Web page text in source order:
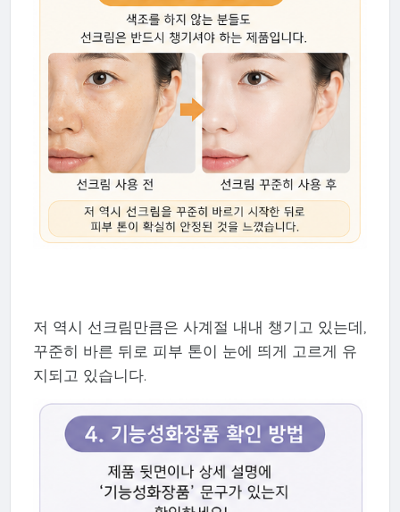
저 역시 선크림만큼은 사계절 내내 챙기고 있는데,
꾸준히 바른 뒤로 피부 톤이 눈에 띄게 고르게 유
지되고 있습니다.